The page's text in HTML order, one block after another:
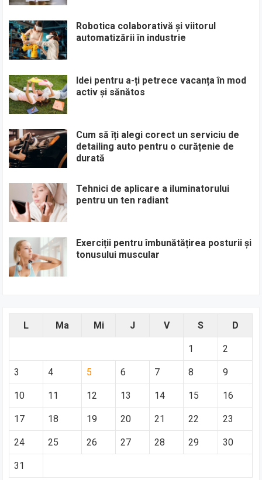
Robotica colaborativă și viitorul
automatizării în industrie
Idei pentru a-ți petrece vacanța în mod
activ și sănătos
Cum să îți alegi corect un serviciu de
detailing auto pentru o curățenie de
durată
Tehnici de aplicare a iluminatorului
pentru un ten radiant
Exerciții pentru îmbunătățirea posturii și
tonusului muscular
L Ma Mi J V S D
1 2
3 4 5 6 7 8 9
10 11 12 13 14 15 16
17 18 19 20 21 22 23
24 25 26 27 28 29 30
31